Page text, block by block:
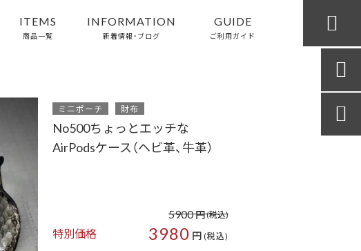
ITEMS
商品一覧
INFORMATION
新着情報・ブログ
GUIDE
ご利用ガイド

ミニポーチ 財布
No500ちょっとエッチな
AirPodsケース（ヘビ革、牛革）
特別価格 3980 円(税込)
5900円(税込)

